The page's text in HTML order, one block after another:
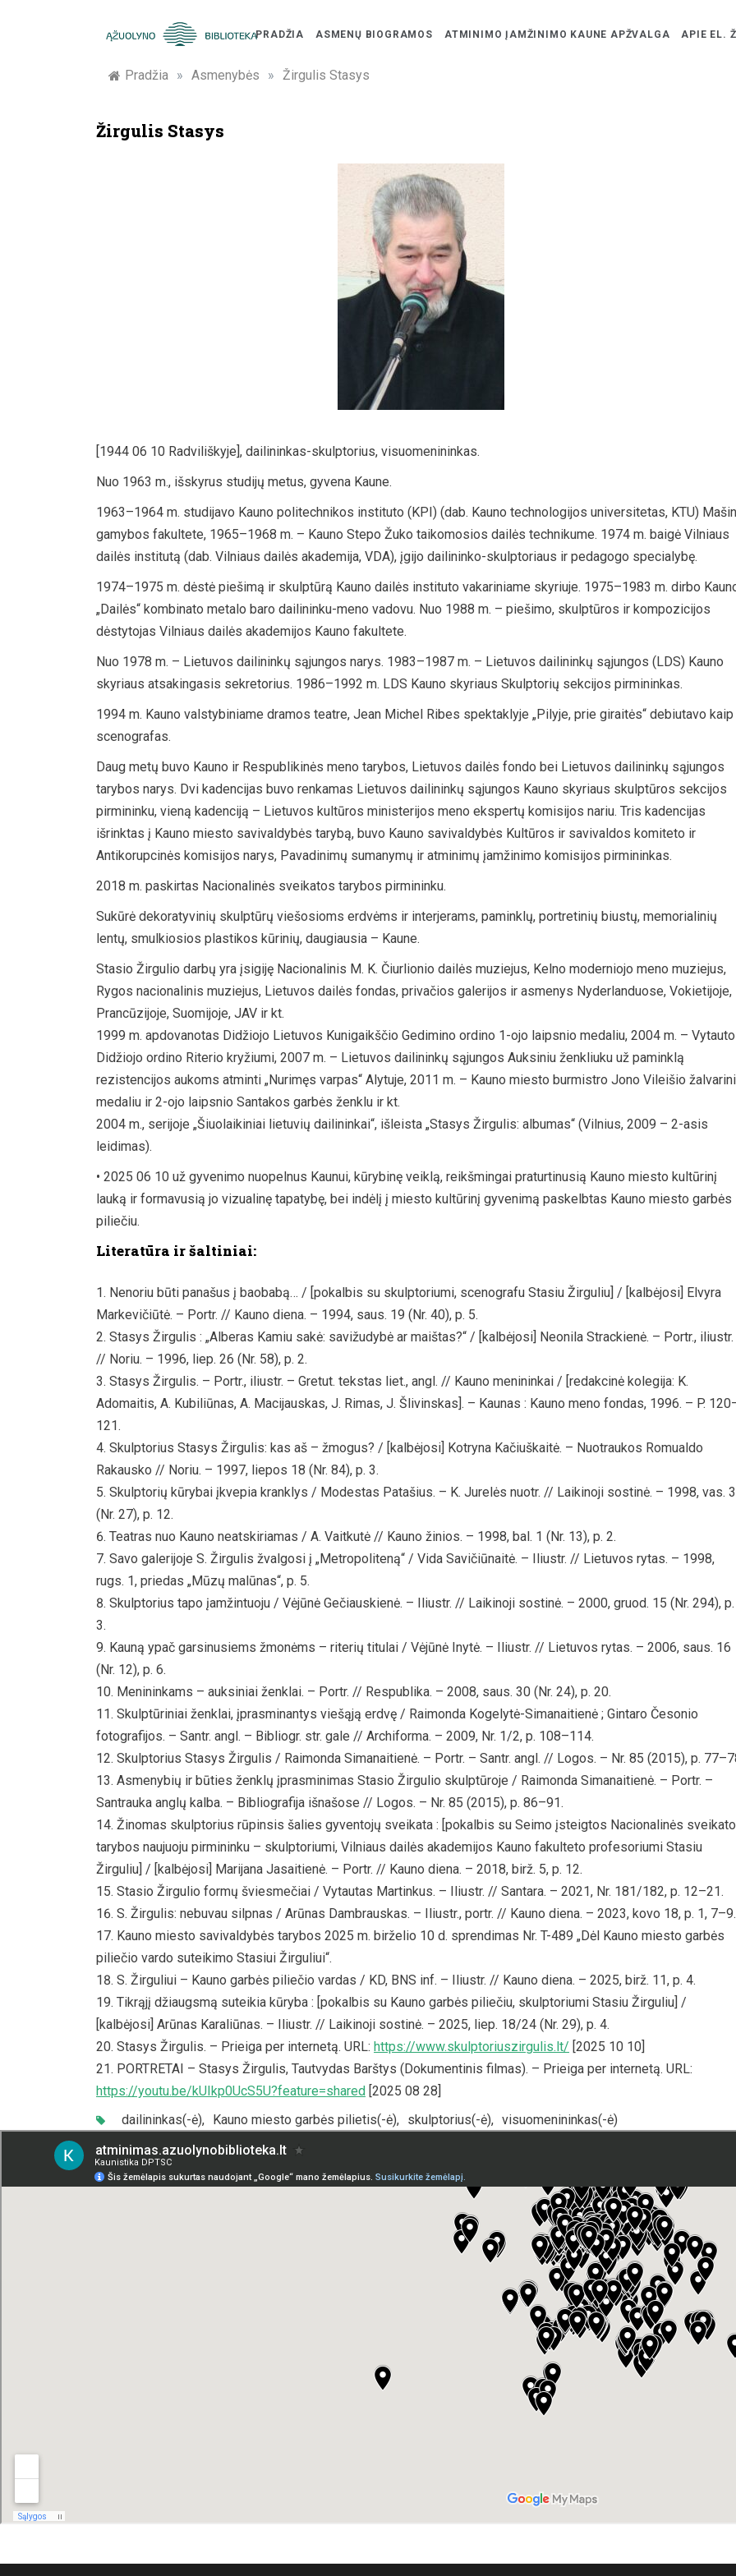
Žymūs
Kauno
PRADŽIA ASMENŲ BIOGRAMOS ATMINIMO ĮAMŽINIMO KAUNE APŽVALGA APIE EL.
Pradžia » Asmenybės » Žirgulis Stasys
Žirgulis Stasys
[1944 06 10 Radviliškyje], dailininkas-skulptorius, visuomenininkas.
Nuo 1963 m., išskyrus studijų metus, gyvena Kaune.
1963–1964 m. studijavo Kauno politechnikos instituto (KPI) (dab. Kauno technologijos universitetas, KTU)
gamybos fakultete, 1965–1968 m. – Kauno Stepo Žuko taikomosios dailės technikume. 1974 m. baigė Vilniaus
dailės institutą (dab. Vilniaus dailės akademija, VDA), įgijo dailininko-skulptoriaus ir pedagogo specialybę.
1974–1975 m. dėstė piešimą ir skulptūrą Kauno dailės instituto vakariniame skyriuje. 1975–1983 m. dirbo
„Dailės“ kombinato metalo baro dailininku-meno vadovu. Nuo 1988 m. – piešimo, skulptūros ir kompozicijos
dėstytojas Vilniaus dailės akademijos Kauno fakultete.
Nuo 1978 m. – Lietuvos dailininkų sąjungos narys. 1983–1987 m. – Lietuvos dailininkų sąjungos (LDS) Kauno
skyriaus atsakingasis sekretorius. 1986–1992 m. LDS Kauno skyriaus Skulptorių sekcijos pirmininkas.
1994 m. Kauno valstybiniame dramos teatre, Jean Michel Ribes spektaklyje „Pilyje, prie giraitės“ debiutavo kaip
scenografas.
Daug metų buvo Kauno ir Respublikinės meno tarybos, Lietuvos dailės fondo bei Lietuvos dailininkų sąjungos
tarybos narys. Dvi kadencijas buvo renkamas Lietuvos dailininkų sąjungos Kauno skyriaus skulptūros sekcijos
pirmininku, vieną kadenciją – Lietuvos kultūros ministerijos meno ekspertų komisijos nariu. Tris kadencijas
išrinktas į Kauno miesto savivaldybės tarybą, buvo Kauno savivaldybės Kultūros ir savivaldos komiteto ir
Antikorupcinės komisijos narys, Pavadinimų sumanymų ir atminimų įamžinimo komisijos pirmininkas.
2018 m. paskirtas Nacionalinės sveikatos tarybos pirmininku.
Sukūrė dekoratyvinių skulptūrų viešosioms erdvėms ir interjerams, paminklų, portretinių biustų, memorialinių
lentų, smulkiosios plastikos kūrinių, daugiausia – Kaune.
Stasio Žirgulio darbų yra įsigiję Nacionalinis M. K. Čiurlionio dailės muziejus, Kelno moderniojo meno muziejus,
Rygos nacionalinis muziejus, Lietuvos dailės fondas, privačios galerijos ir asmenys Nyderlanduose, Vokietijoje,
Prancūzijoje, Suomijoje, JAV ir kt.
1999 m. apdovanotas Didžiojo Lietuvos Kunigaikščio Gedimino ordino 1-ojo laipsnio medaliu, 2004 m. – Vytauto
Didžiojo ordino Riterio kryžiumi, 2007 m. – Lietuvos dailininkų sąjungos Auksiniu ženkliuku už paminklą
rezistencijos aukoms atminti „Nurimęs varpas“ Alytuje, 2011 m. – Kauno miesto burmistro Jono Vileišio
medaliu ir 2-ojo laipsnio Santakos garbės ženklu ir kt.
2004 m., serijoje „Šiuolaikiniai lietuvių dailininkai“, išleista „Stasys Žirgulis: albumas“ (Vilnius, 2009 – 2-asis
leidimas).
• 2025 06 10 už gyvenimo nuopelnus Kaunui, kūrybinę veiklą, reikšmingai praturtinusią Kauno miesto kultūrinį
lauką ir formavusią jo vizualinę tapatybę, bei indėlį į miesto kultūrinį gyvenimą paskelbtas Kauno miesto garbės
piliečiu.
Literatūra ir šaltiniai:
Nenoriu būti panašus į baobabą… / [pokalbis su skulptoriumi, scenografu Stasiu Žirguliu] / [kalbėjosi] Elvyra
Markevičiūtė. – Portr. // Kauno diena. – 1994, saus. 19 (Nr. 40), p. 5.
Stasys Žirgulis : „Alberas Kamiu sakė: savižudybė ar maištas?“ / [kalbėjosi] Neonila Strackienė. – Portr., iliustr.
// Noriu. – 1996, liep. 26 (Nr. 58), p. 2.
Stasys Žirgulis. – Portr., iliustr. – Gretut. tekstas liet., angl. // Kauno menininkai / [redakcinė kolegija: K.
Adomaitis, A. Kubiliūnas, A. Macijauskas, J. Rimas, J. Šlivinskas]. – Kaunas : Kauno meno fondas, 1996. – P.
121.
Skulptorius Stasys Žirgulis: kas aš – žmogus? / [kalbėjosi] Kotryna Kačiuškaitė. – Nuotraukos Romualdo
Rakausko // Noriu. – 1997, liepos 18 (Nr. 84), p. 3.
Skulptorių kūrybai įkvepia kranklys / Modestas Patašius. – K. Jurelės nuotr. // Laikinoji sostinė. – 1998, vas. 3
(Nr. 27), p. 12.
Teatras nuo Kauno neatskiriamas / A. Vaitkutė // Kauno žinios. – 1998, bal. 1 (Nr. 13), p. 2.
Savo galerijoje S. Žirgulis žvalgosi į „Metropoliteną“ / Vida Savičiūnaitė. – Iliustr. // Lietuvos rytas. – 1998,
rugs. 1, priedas „Mūzų malūnas“, p. 5.
Skulptorius tapo įamžintuoju / Vėjūnė Gečiauskienė. – Iliustr. // Laikinoji sostinė. – 2000, gruod. 15 (Nr. 294), p.
3.
Kauną ypač garsinusiems žmonėms – riterių titulai / Vėjūnė Inytė. – Iliustr. // Lietuvos rytas. – 2006, saus. 16
(Nr. 12), p. 6.
Menininkams – auksiniai ženklai. – Portr. // Respublika. – 2008, saus. 30 (Nr. 24), p. 20.
Skulptūriniai ženklai, įprasminantys viešąją erdvę / Raimonda Kogelytė-Simanaitienė ; Gintaro Česonio
fotografijos. – Santr. angl. – Bibliogr. str. gale // Archiforma. – 2009, Nr. 1/2, p. 108–114.
Skulptorius Stasys Žirgulis / Raimonda Simanaitienė. – Portr. – Santr. angl. // Logos. – Nr. 85 (2015), p.
Asmenybių ir būties ženklų įprasminimas Stasio Žirgulio skulptūroje / Raimonda Simanaitienė. – Portr. –
Santrauka anglų kalba. – Bibliografija išnašose // Logos. – Nr. 85 (2015), p. 86–91.
Žinomas skulptorius rūpinsis šalies gyventojų sveikata : [pokalbis su Seimo įsteigtos Nacionalinės
tarybos naujuoju pirmininku – skulptoriumi, Vilniaus dailės akademijos Kauno fakulteto profesoriumi Stasiu
Žirguliu] / [kalbėjosi] Marijana Jasaitienė. – Portr. // Kauno diena. – 2018, birž. 5, p. 12.
Stasio Žirgulio formų šviesmečiai / Vytautas Martinkus. – Iliustr. // Santara. – 2021, Nr. 181/182, p. 12–21.
S. Žirgulis: nebuvau silpnas / Arūnas Dambrauskas. – Iliustr., portr. // Kauno diena. – 2023, kovo 18, p. 1, 7–9.
Kauno miesto savivaldybės tarybos 2025 m. birželio 10 d. sprendimas Nr. T-489 „Dėl Kauno miesto garbės
piliečio vardo suteikimo Stasiui Žirguliui“.
S. Žirguliui – Kauno garbės piliečio vardas / KD, BNS inf. – Iliustr. // Kauno diena. – 2025, birž. 11, p. 4.
Tikrąjį džiaugsmą suteikia kūryba : [pokalbis su Kauno garbės piliečiu, skulptoriumi Stasiu Žirguliu] /
[kalbėjosi] Arūnas Karaliūnas. – Iliustr. // Laikinoji sostinė. – 2025, liep. 18/24 (Nr. 29), p. 4.
Stasys Žirgulis. – Prieiga per internetą. URL: https://www.skulptoriuszirgulis.lt/ [2025 10 10]
PORTRETAI – Stasys Žirgulis, Tautvydas Barštys (Dokumentinis filmas). – Prieiga per internetą. URL:
https://youtu.be/kUIkp0UcS5U?feature=shared [2025 08 28]
dailininkas(-ė), Kauno miesto garbės pilietis(-ė), skulptorius(-ė), visuomenininkas(-ė)